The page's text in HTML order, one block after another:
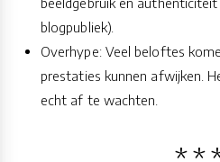
blogpubliek).
Overhype: Veel beloftes
prestaties kunnen afwijken.
echt af te wachten.